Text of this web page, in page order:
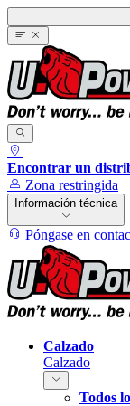
Encontrar un
Zona restringida
Información técnica
Póngase en
Calzado
Calzado
Todos